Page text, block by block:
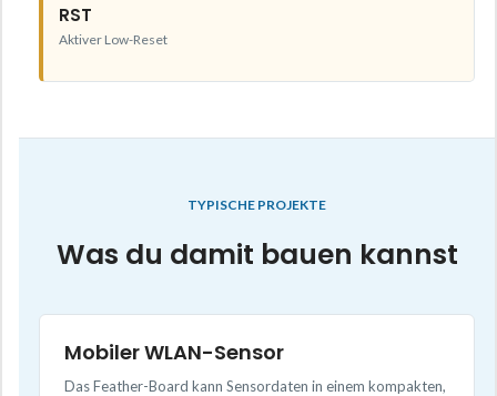
RST
Aktiver Low-Reset
TYPISCHE PROJEKTE
Was du damit bauen kannst
Mobiler WLAN-Sensor
Das Feather-Board kann Sensordaten in einem kompakten,